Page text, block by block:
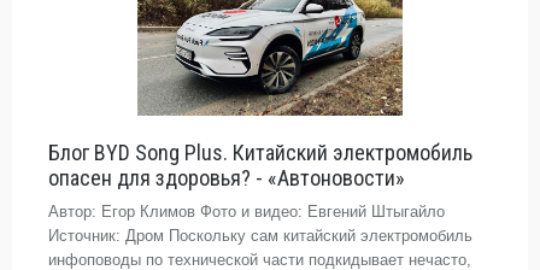
Блог BYD Song Plus. Китайский электромобиль
опасен для здоровья? - «Автоновости»
Автор: Егор Климов Фото и видео: Евгений Штыгайло
Источник: Дром Поскольку сам китайский электромобиль
инфоповоды по технической части подкидывает нечасто,